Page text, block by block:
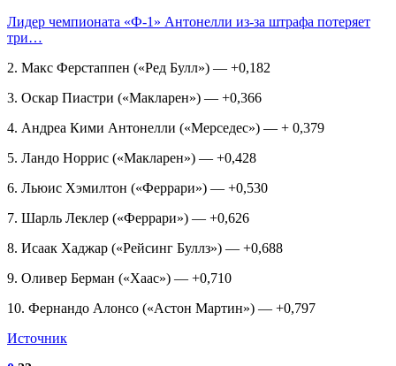
Лидер чемпионата «Ф‑1» Антонелли из‑за штрафа потеряет
три…
2. Макс Ферстаппен («Ред Булл») — +0,182
3. Оскар Пиастри («Макларен») — +0,366
4. Андреа Кими Антонелли («Мерседес») — + 0,379
5. Ландо Норрис («Макларен») — +0,428
6. Льюис Хэмилтон («Феррари») — +0,530
7. Шарль Леклер («Феррари») — +0,626
8. Исаак Хаджар («Рейсинг Буллз») — +0,688
9. Оливер Берман («Хаас») — +0,710
10. Фернандо Алонсо («Астон Мартин») — +0,797
Источник